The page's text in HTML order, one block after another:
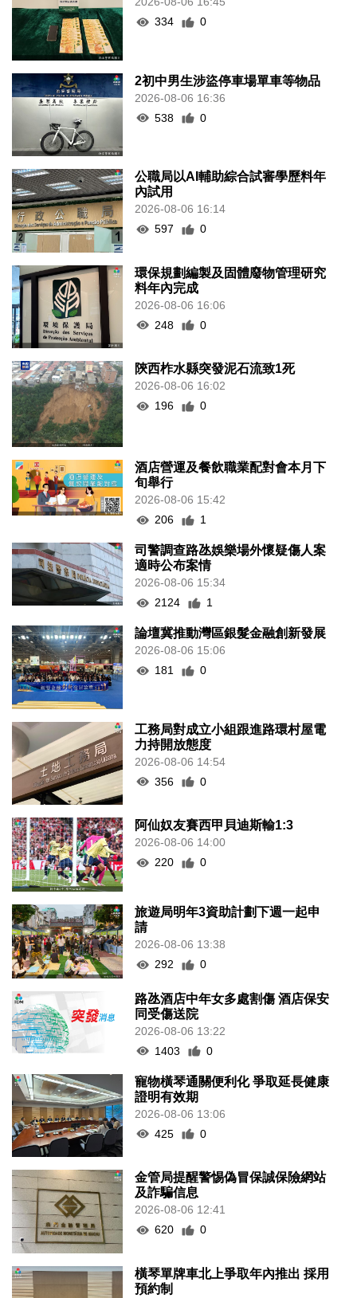
334
0
2初中男生涉盜停車場單車等物品
2026-08-06 16:36
538
0
公職局以AI輔助綜合試審學歷料年
內試用
2026-08-06 16:14
597
0
環保規劃編製及固體廢物管理研究
料年內完成
2026-08-06 16:06
248
0
陝西柞水縣突發泥石流致1死
2026-08-06 16:02
196
0
酒店營運及餐飲職業配對會本月下
旬舉行
2026-08-06 15:42
206
1
司警調查路氹娛樂場外懷疑傷人案
適時公布案情
2026-08-06 15:34
2124
1
論壇冀推動灣區銀髮金融創新發展
2026-08-06 15:06
181
0
工務局對成立小組跟進路環村屋電
力持開放態度
2026-08-06 14:54
356
0
阿仙奴友賽西甲貝迪斯輸1:3
2026-08-06 14:00
220
0
旅遊局明年3資助計劃下週一起申
請
2026-08-06 13:38
292
0
路氹酒店中年女多處割傷 酒店保安
同受傷送院
2026-08-06 13:22
1403
0
寵物橫琴通關便利化 爭取延長健康
證明有效期
2026-08-06 13:06
425
0
金管局提醒警惕偽冒保誠保險網站
及詐騙信息
2026-08-06 12:41
620
0
橫琴單牌車北上爭取年內推出 採用
預約制